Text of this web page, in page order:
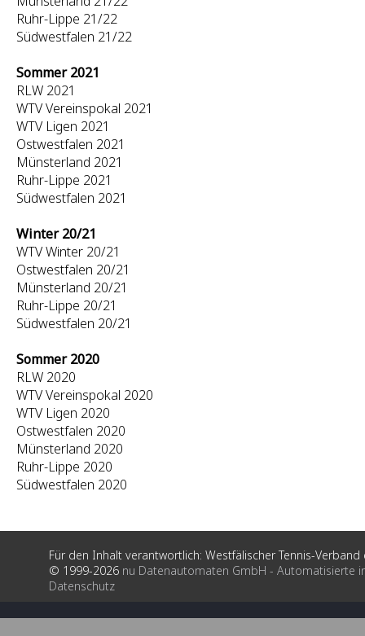
Ruhr-Lippe 21/22
Südwestfalen 21/22
Sommer 2021
RLW 2021
WTV Vereinspokal 2021
WTV Ligen 2021
Ostwestfalen 2021
Münsterland 2021
Ruhr-Lippe 2021
Südwestfalen 2021
Winter 20/21
WTV Winter 20/21
Ostwestfalen 20/21
Münsterland 20/21
Ruhr-Lippe 20/21
Südwestfalen 20/21
Sommer 2020
RLW 2020
WTV Vereinspokal 2020
WTV Ligen 2020
Ostwestfalen 2020
Münsterland 2020
Ruhr-Lippe 2020
Südwestfalen 2020
Für den Inhalt verantwortlich: Westfälischer Tennis-Verband
© 1999-2026 nu Datenautomaten GmbH - Automatisierte
Datenschutz